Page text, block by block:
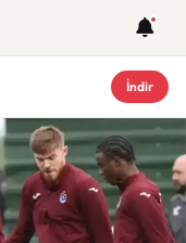
İndir